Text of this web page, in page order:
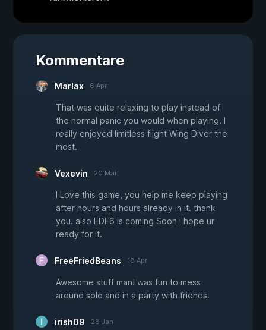
Kommentare
Marlax 6 Apr
That was quite relaxing to play instead of
the normal panic you would when playing. I
really enjoyed limitless flight Wing Diver the
most.
Vexevin 20 Mai
I Love this game, you help me keep playing
after hours and hours already in it. thank
you. also EDF6 is coming Soon i hope ur
ready for it.
FreeFriedBeans 18 Apr
Awesome stuff man! was fun to mess
around solo and in a party with friends.
irish09 28 Jan